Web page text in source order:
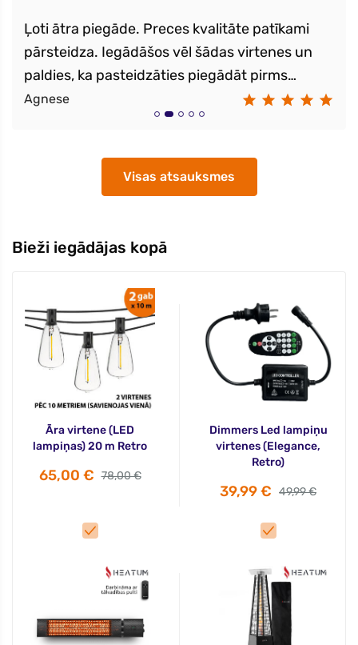
Ļoti ātra piegāde. Preces kvalitāte patīkami
pārsteidza. Iegādāšos vēl šādas virtenes un
paldies, ka pasteidzāties piegādāt pirms
svētkiem!
Agnese
Visas atsauksmes
Bieži iegādājas kopā
Āra virtene (LED
lampiņas) 20 m Retro
65,00 € 78,00 €
Dimmers Led lampiņu
virtenes (Elegance,
Retro)
39,99 € 49,99 €